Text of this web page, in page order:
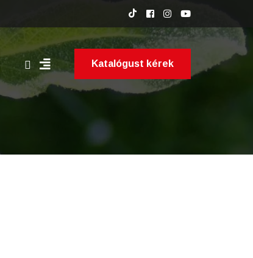
Katalógust kérek